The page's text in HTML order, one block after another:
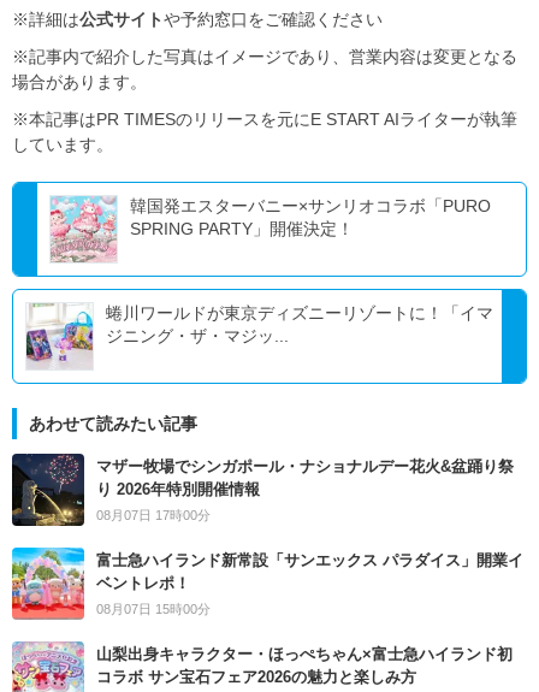
※詳細は公式サイトや予約窓口をご確認ください
※記事内で紹介した写真はイメージであり、営業内容は変更となる
場合があります。
※本記事はPR TIMESのリリースを元にE START AIライターが執筆
しています。
韓国発エスターバニー×サンリオコラボ「PURO
SPRING PARTY」開催決定！
蜷川ワールドが東京ディズニーリゾートに！「イマ
ジニング・ザ・マジッ...
あわせて読みたい記事
マザー牧場でシンガポール・ナショナルデー花火&盆踊り祭
り 2026年特別開催情報
08月07日 17時00分
富士急ハイランド新常設「サンエックス パラダイス」開業イ
ベントレポ！
08月07日 15時00分
山梨出身キャラクター・ほっぺちゃん×富士急ハイランド初
コラボ サン宝石フェア2026の魅力と楽しみ方